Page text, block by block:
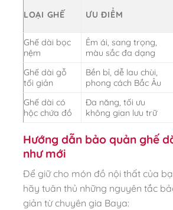
LOẠI GHẾ ƯU ĐIỂM
Ghế dài bọc
nệm
Êm ái, sang trọng,
màu sắc đa dạng
Ghế dài gỗ
tối giản
Bền bỉ, dễ lau chùi,
phong cách Bắc Âu
Ghế dài có
hộc chứa đồ
Đa năng, tối ưu
không gian lưu trữ
Hướng dẫn bảo quản ghế
như mới
Để giữ cho món đồ nội thất của
hãy tuân thủ những nguyên tắc
giản từ chuyên gia Baya: